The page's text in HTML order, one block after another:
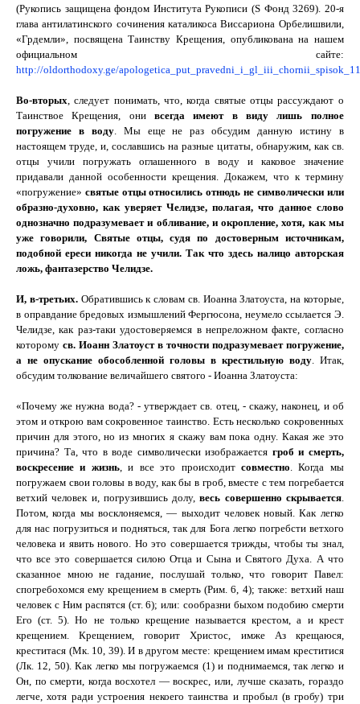
(Рукопись защищена фондом Института Рукописи (SФонд 3269). 20-я
глава антилатинского сочинения каталикоса Виссариона Орбелишвили,
«Грдемли», посвящена Таинству Крещения, опубликована на нашем
официальном сайте:
http://oldorthodoxy.ge/
Во-вторых, следует понимать, что, когда святые отцы рассуждают о
Таинствое Крещения, онивсегда имеют в виду лишь полное
погружение в воду. Мы еще не раз обсудим данную истину в
настоящем труде, и, сославшись на разные цитаты, обнаружим, как св.
отцы учили погружать оглашенного в воду и каковое значение
придавали данной особенности крещения. Докажем, что к термину
«погружение» святые отцы относились отнюдь не символически или
образно-духовно, как уверяет Челидзе, полагая, что данное слово
однозначно подразумевает и обливание, и окропление, хотя, как мы
уже говорили, Святые отцы, судя по достоверным источникам,
подобной ереси никогда не учили. Так что здесь налицо авторская
ложь, фантазерство Челидзе.
И, в-третьих.Обратившись к словам св. Иоанна Златоуста, на которые,
в оправдание бредовых измышлений Фергюсона, неумело ссылается Э.
Челидзе, как раз-таки удостоверяемся в непреложном факте, согласно
которому св. Иоанн Златоуст в точности подразумевает погружение,
а не опускание обособленной головы в крестильную воду. Итак,
обсудим толкование величайшего святого - Иоанна Златоуста:
«Почему же нужна вода? - утверждает св. отец, - скажу, наконец, и об
этом и открою вам сокровенное таинство. Есть несколько сокровенных
причин для этого, но из многих я скажу вам пока одну. Какая же это
причина? Та, что в воде символически изображается гроб и смерть,
воскресение и жизнь, и все это происходит совместно. Когда мы
погружаем свои головы в воду, как бы в гроб, вместе с тем погребается
ветхий человек и, погрузившись долу,весь совершенно скрывается.
Потом, когда мы восклоняемся, — выходит человек новый. Как легко
для нас погрузиться и подняться, так для Бога легко погребсти ветхого
человека и явить нового. Но это совершается трижды, чтобы ты знал,
что все это совершается силою Отца и Сына и Святого Духа. А что
сказанное мною не гадание, послушай только, что говорит Павел:
спогребохомся ему крещением в смерть (Рим. 6, 4); также: ветхий наш
человек с Ним распятся (ст. 6); или: сообразни быхом подобию смерти
Его (ст. 5). Но не только крещение называется крестом, а и крест
крещением. Крещением, говорит Христос, имже Аз крещаюся,
креститася (Мк. 10, 39). И в другом месте: крещением имам креститися
(Лк. 12, 50). Как легко мы погружаемся (1) и поднимаемся, так легко и
Он, по смерти, когда восхотел — воскрес, или, лучше сказать, гораздо
легче, хотя ради устроения некоего таинства и пробыл (в гробу) три